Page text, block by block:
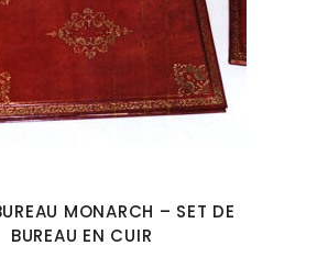
MONARCH – SET DE
BUREAU EN CUIR